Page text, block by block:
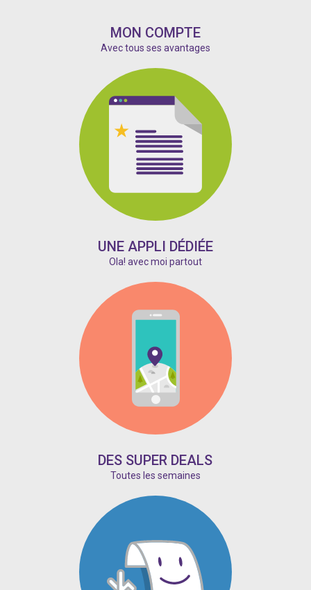
MON COMPTE
Avec tous ses avantages
UNE APPLI DÉDIÉE
Ola! avec moi partout
DES SUPER DEALS
Toutes les semaines